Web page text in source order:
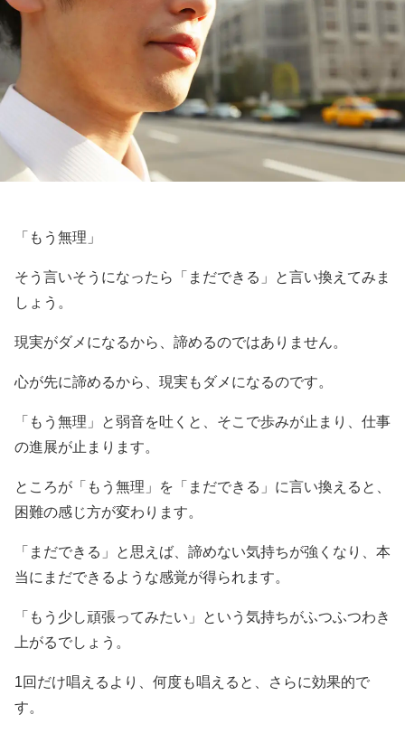
「もう無理」
そう言いそうになったら「まだできる」と言い換えてみま
しょう。
現実がダメになるから、諦めるのではありません。
心が先に諦めるから、現実もダメになるのです。
「もう無理」と弱音を吐くと、そこで歩みが止まり、仕事
の進展が止まります。
ところが「もう無理」を「まだできる」に言い換えると、
困難の感じ方が変わります。
「まだできる」と思えば、諦めない気持ちが強くなり、本
当にまだできるような感覚が得られます。
「もう少し頑張ってみたい」という気持ちがふつふつわき
上がるでしょう。
1回だけ唱えるより、何度も唱えると、さらに効果的で
す。